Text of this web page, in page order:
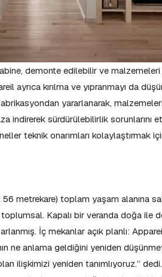
demonte edilebilir ve malzemeleri
ayrıca kırılma ve yıpranmayı da
yararlanarak,
indirerek sürdürülebilirlik sorunlarını
teknik onarımları kolaylaştırmak
metrekare) toplam yaşam alanına
Kapalı bir veranda doğa ile
İç mekanlar açık planlı:
ne anlama geldiğini yeniden
ilişkimizi yeniden tanımlıyoruz.”